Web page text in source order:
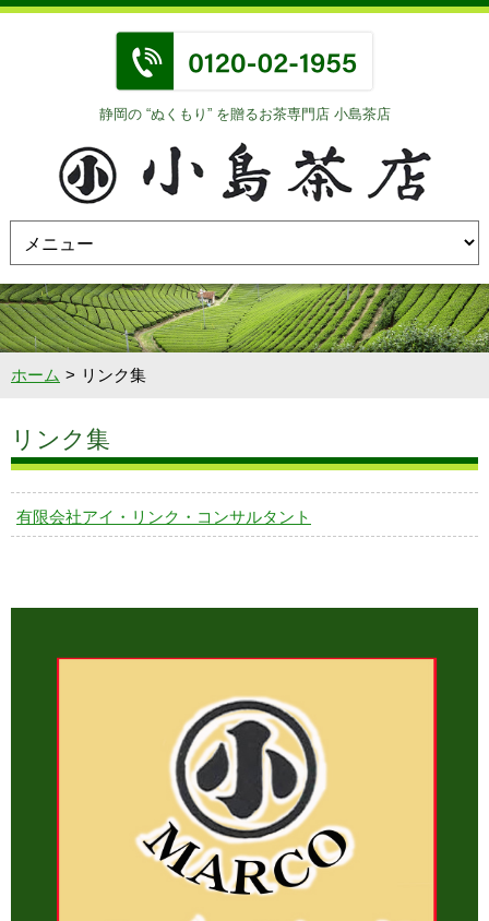
静岡の “ぬくもり” を贈るお茶専門店 小島茶店
ホーム リンク集
リンク集
有限会社アイ・リンク・コンサルタント